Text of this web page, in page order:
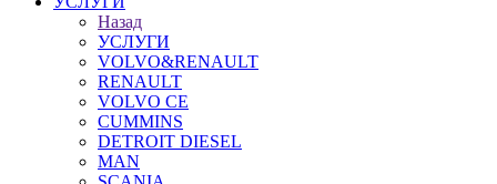
Назад
УСЛУГИ
VOLVO&RENAULT
RENAULT
VOLVO CE
CUMMINS
DETROIT DIESEL
MAN